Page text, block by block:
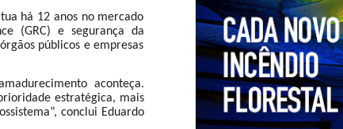
há 12 anos no mercado
(GRC) e segurança da
públicos e empresas
aconteça.
estratégica, mais
conclui Eduardo